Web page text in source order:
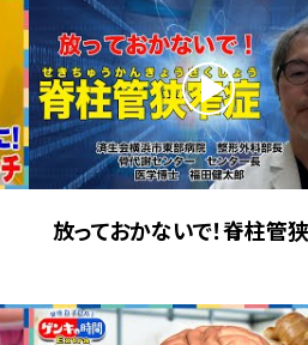
放っておかないで！脊柱管